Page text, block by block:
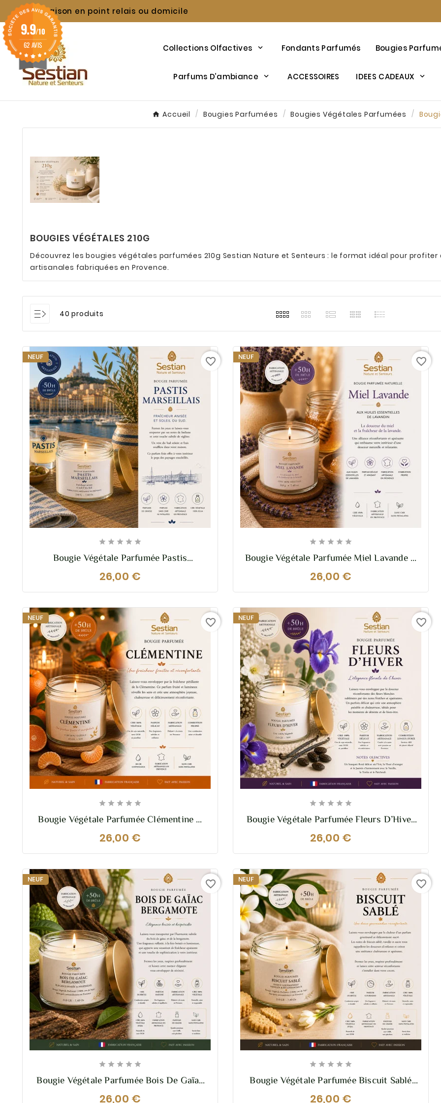
 Livraison en point relais ou domicile
Collections Olfactives Fondants Parfumés Bougies
Parfums D’ambiance ACCESSOIRES IDEES CADEAUX
Accueil Bougies Parfumées Bougies Végétales Parfumées
BOUGIES VÉGÉTALES 210G
Découvrez les bougies végétales parfumées 210g Sestian Nature et Senteurs : le format idéal pour
artisanales fabriquées en Provence.
40 produits
NEUF
    
Bougie Végétale Parfumée Pastis
Marseillais – 210g – Solaire Et Fraiche
26,00 €
favorite_border NEUF
    
Bougie Végétale Parfumée Miel Lavande –
210g – Douce Et Relaxante
26,00 €
favorite_border
NEUF
    
Bougie Végétale Parfumée Clémentine –
210g – Fruitée Et Pétillante
26,00 €
favorite_border NEUF
    
Bougie Végétale Parfumée Fleurs D’Hiver
– 210g – Elegante Et Raffinée
26,00 €
favorite_border
NEUF
    
Bougie Végétale Parfumée Bois De Gaïac
Bergamote 210g – Fraîcheur Boisée &
26,00 €
favorite_border NEUF
    
Bougie Végétale Parfumée Biscuit Sablé
210g – Gourmandise Chaleureuse Et
26,00 €
favorite_border
9.9/10
62 AVIS